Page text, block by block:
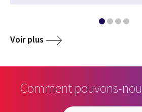
Voir plus
Comment pouvons-